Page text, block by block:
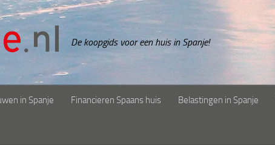
De koopgids voor een huis in Spanje!
in Spanje Financieren Spaans huis Belastingen in Spanje